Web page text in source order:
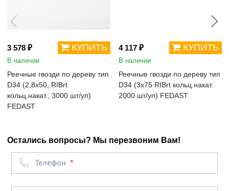
3 578 ₽ КУПИТЬ
В наличии
Реечные гвозди по дереву тип
D34 (2,8х50, RIBrt
кольц.накат., 3000 шт/уп)
FEDAST
4 117 ₽ КУПИТЬ
В наличии
Реечные гвозди по дереву тип
D34 (3х75 RIBrt кольц.накат.
2000 шт/уп) FEDAST
Остались вопросы? Мы перезвоним Вам!
Телефон